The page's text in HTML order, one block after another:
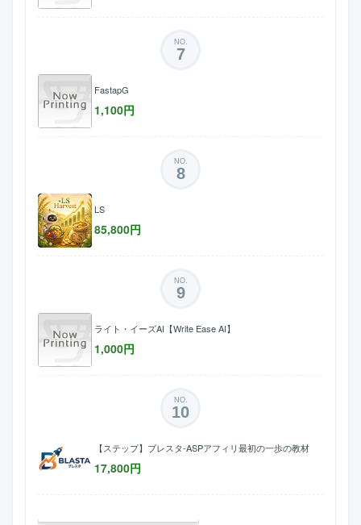
NO.
7
FastapG
1,100円
NO.
8
LS
85,800円
NO.
9
ライト・イーズAI【Write Ease AI】
1,000円
NO.
10
【ステップ】ブレスタ-ASPアフィリ最初の一歩の教材
17,800円